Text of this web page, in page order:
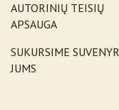
AUTORINIŲ TEISIŲ
APSAUGA
SUKURSIME
JUMS